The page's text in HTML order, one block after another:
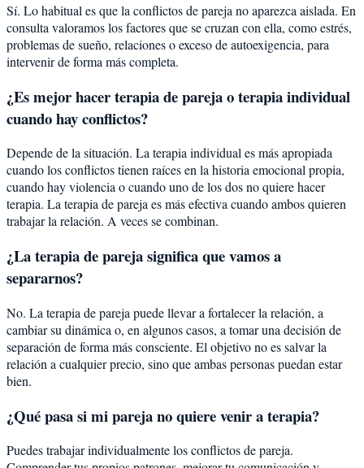
Sí. Lo habitual es que la conflictos de pareja no aparezca aislada. En
consulta valoramos los factores que se cruzan con ella, como estrés,
problemas de sueño, relaciones o exceso de autoexigencia, para
intervenir de forma más completa.
¿Es mejor hacer terapia de pareja o terapia individual
cuando hay conflictos?
Depende de la situación. La terapia individual es más apropiada
cuando los conflictos tienen raíces en la historia emocional propia,
cuando hay violencia o cuando uno de los dos no quiere hacer
terapia. La terapia de pareja es más efectiva cuando ambos quieren
trabajar la relación. A veces se combinan.
¿La terapia de pareja significa que vamos a
separarnos?
No. La terapia de pareja puede llevar a fortalecer la relación, a
cambiar su dinámica o, en algunos casos, a tomar una decisión de
separación de forma más consciente. El objetivo no es salvar la
relación a cualquier precio, sino que ambas personas puedan estar
bien.
¿Qué pasa si mi pareja no quiere venir a terapia?
Puedes trabajar individualmente los conflictos de pareja.